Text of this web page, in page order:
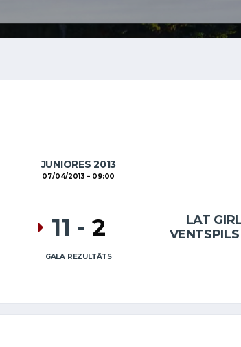
JUNIORES 2013
07/04/2013 09:00
LAT
11 - 2
GALA REZULTĀTS